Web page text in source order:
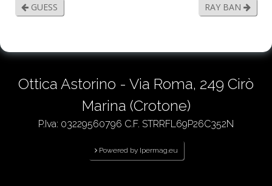
GUESS RAY BAN
Ottica Astorino - Via Roma, 249 Cirò
Marina (Crotone)
P.Iva: 03229560796 C.F. STRRFL69P26C352N
Powered by Ipermag.eu